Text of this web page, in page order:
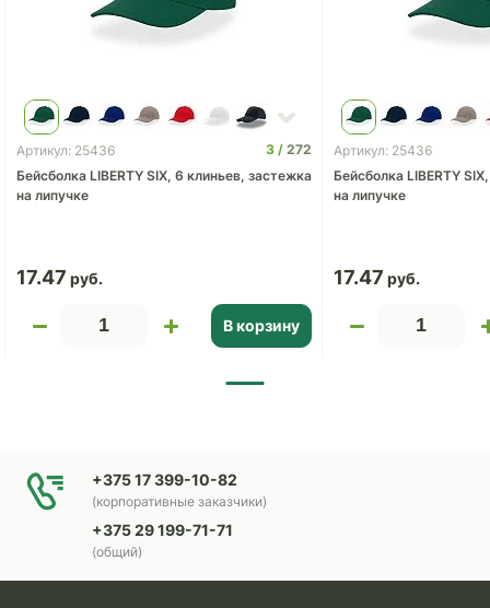
Артикул: 25436 3
272
Бейсболка LIBERTY SIX, 6 клиньев, застежка
на липучке
17.47
В корзину
Артикул: 25436
Бейсболка LIBERTY
на липучке
17.47
+375 17 399-10-82
(корпоративные заказчики)
+375 29 199-71-71
(общий)